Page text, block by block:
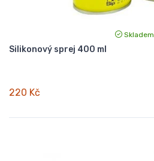
Skladem
Silikonový sprej 400 ml
220 Kč